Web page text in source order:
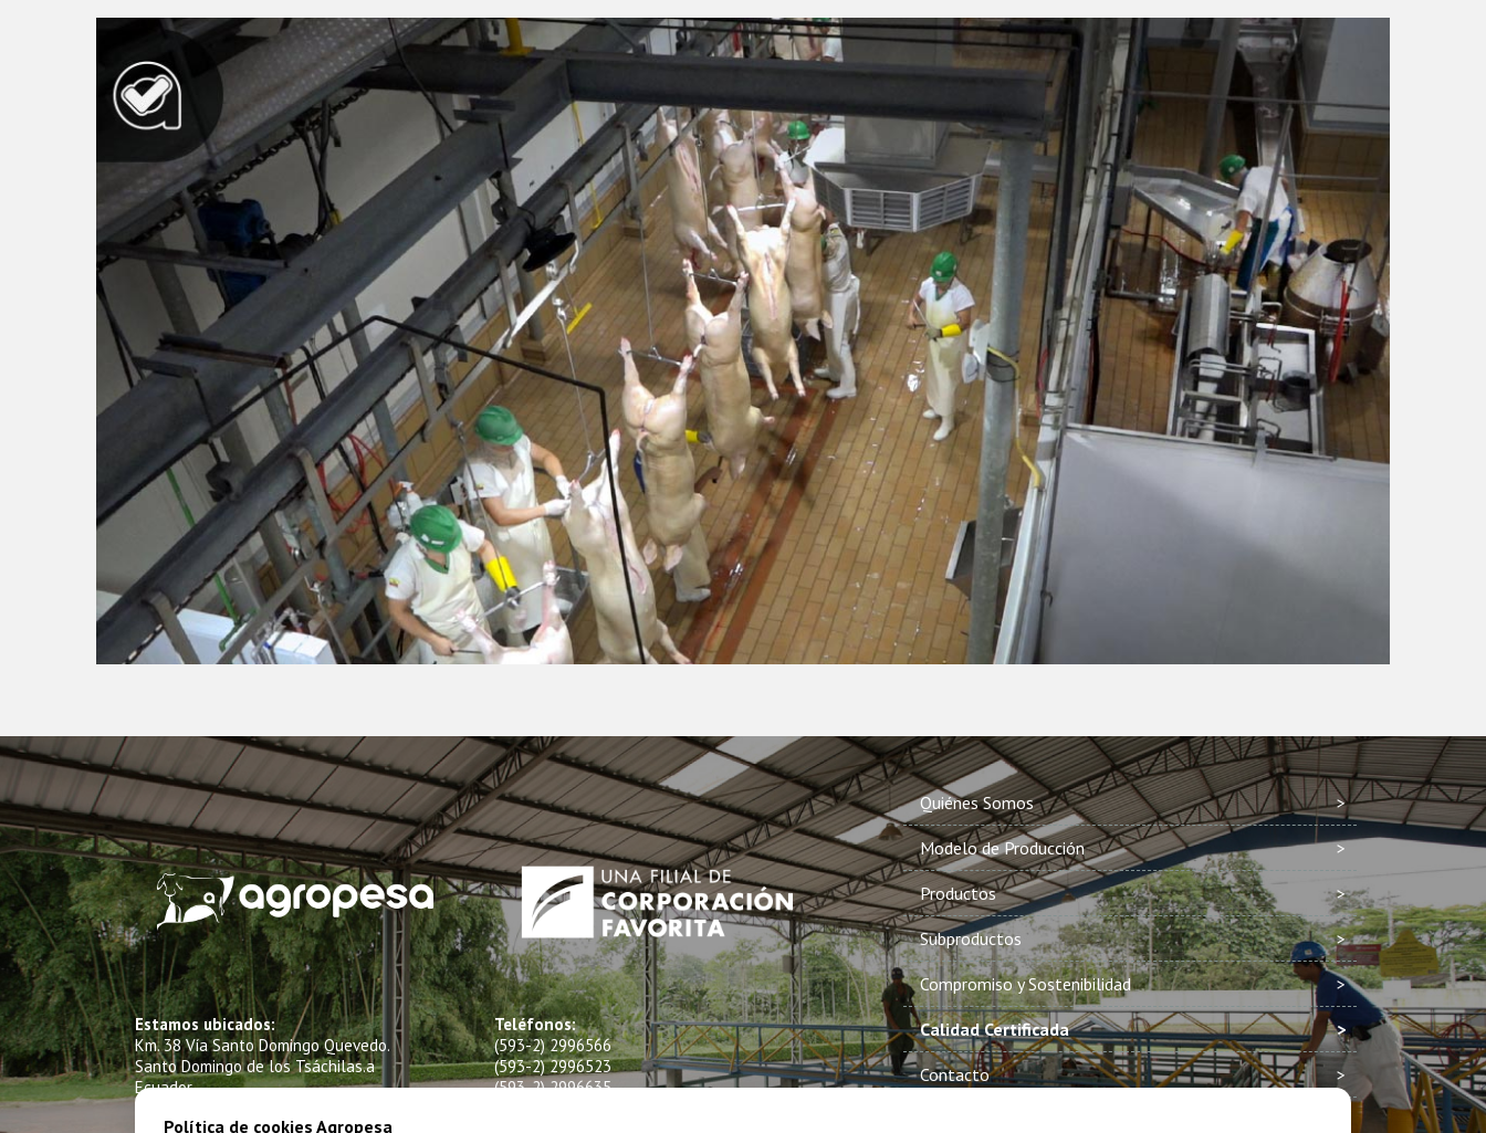
Estamos ubicados:
Km. 38 Vía Santo Domingo Quevedo.
Santo Domingo de los Tsáchilas.a
Ecuador
Teléfonos:
(593-2) 2996566
(593-2) 2996523
(593-2) 2996635
Quiénes Somos
Modelo de Producción
Productos
Subproductos
Compromiso y Sostenibilidad
Calidad Certificada
Contacto
Política de cookies Agropesa